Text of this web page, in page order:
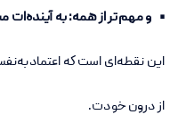
• و مهم‌تر از همه: به
این نقطه‌ای است که
از درون خودت.